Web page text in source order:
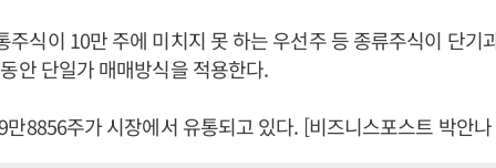
주식이 10만 주에 미치지 못 하는 우선주 등 종류주식이 단기
안 단일가 매매방식을 적용한다.
8856주가 시장에서 유통되고 있다. [비즈니스포스트 박안